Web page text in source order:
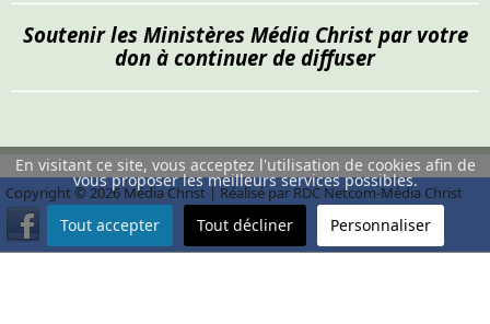
Soutenir les Ministères Média Christ par votre
don à continuer de diffuser
Copyright © 2026 Média Christ | Réalisé par RDC Netcom-Média Christ
En visitant ce site, vous acceptez l'utilisation de cookies afin de
vous proposer les meilleurs services possibles.
Tout accepter Tout décliner Personnaliser